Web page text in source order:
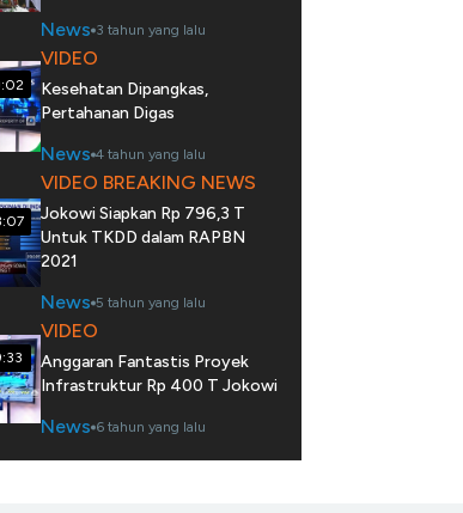
News 3 tahun yang lalu
VIDEO
Kesehatan Dipangkas,
Pertahanan Digas
News 4 tahun yang lalu
VIDEO BREAKING NEWS
Jokowi Siapkan Rp 796,3 T
Untuk TKDD dalam RAPBN
2021
News 5 tahun yang lalu
VIDEO
Anggaran Fantastis Proyek
Infrastruktur Rp 400 T Jokowi
News 6 tahun yang lalu